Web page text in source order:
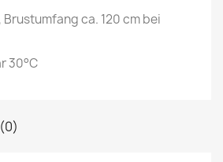
Brustumfang ca. 120 cm bei
30°C